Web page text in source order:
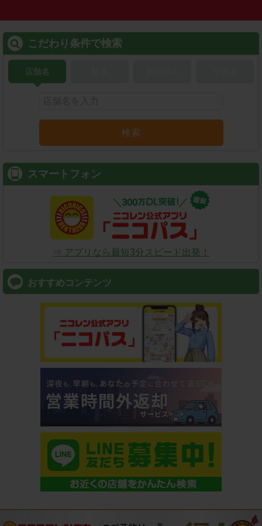
こだわり条件で検索
店舗名
検索
スマートフォン
⇒ アプリなら最短3分スピード出発！
おすすめコンテンツ